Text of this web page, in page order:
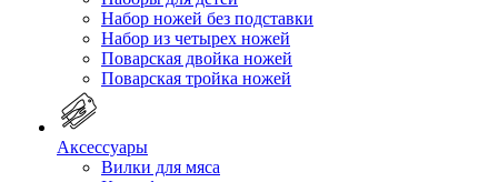
Набор ножей без подставки
Набор из четырех ножей
Поварская двойка ножей
Поварская тройка ножей
Аксессуары
Вилки для мяса